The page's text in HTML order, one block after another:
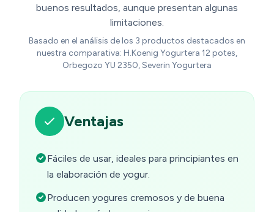
buenos resultados, aunque presentan algunas
limitaciones.
Basado en el análisis de los 3 productos destacados en
nuestra comparativa: H.Koenig Yogurtera 12 potes,
Orbegozo YU 2350, Severin Yogurtera
Ventajas
Fáciles de usar, ideales para principiantes en
la elaboración de yogur.
Producen yogures cremosos y de buena